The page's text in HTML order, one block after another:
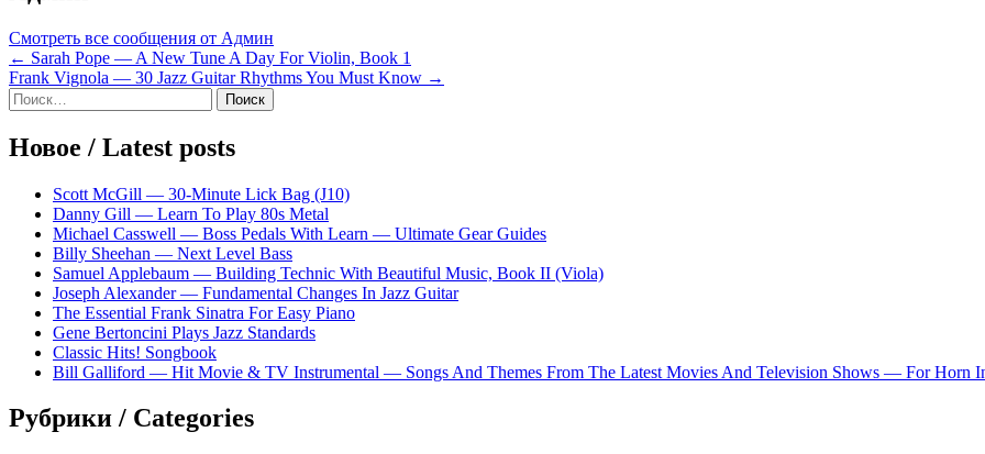
Смотреть все сообщения от Админ
Навигация
по
записям
← Sarah Pope — A New Tune A Day For Violin, Book 1
Frank Vignola — 30 Jazz Guitar Rhythms You Must Know →
Sidebar
Найти:
Новое / Latest posts
Scott McGill — 30-Minute Lick Bag (J10)
Danny Gill — Learn To Play 80s Metal
Michael Casswell — Boss Pedals With Learn — Ultimate Gear Guides
Billy Sheehan — Next Level Bass
Samuel Applebaum — Building Technic With Beautiful Music, Book II (Viola)
Joseph Alexander — Fundamental Changes In Jazz Guitar
The Essential Frank Sinatra For Easy Piano
Gene Bertoncini Plays Jazz Standards
Classic Hits! Songbook
Bill Galliford — Hit Movie & TV Instrumental — Songs And Themes From The Latest Movies And Television Shows — For Horn
Рубрики / Categories